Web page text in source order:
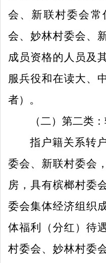
会、 新联村委会常
会、 妙林村委会、
成员资格的人员及
服兵役和在读大、
者）。
（二） 第二类
指户籍关系转
委会、 新联村委会
房， 具有槟榔村委
委会集体经济组织
体福利（分红）待
村委会、 妙林村委会